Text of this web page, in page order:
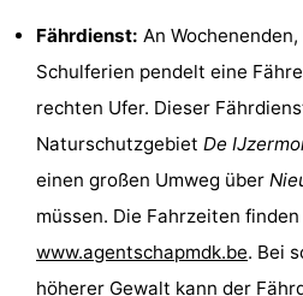
Westflandern
Brügge
Gent
Ypern
Die
Fährdienst: An
Schulferien pendelt eine
rechten Ufer. Dieser
Naturschutzgebiet De
einen großen Umweg über
müssen. Die Fahrzeiten
www.agentschapmdk.be. Bei
höherer Gewalt kann der